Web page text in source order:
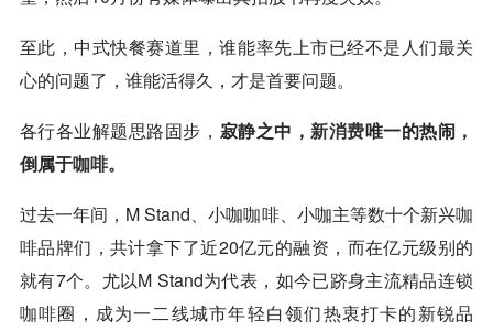
至此，中式快餐赛道里，谁能率先上市已经不是人们最关
心的问题了，谁能活得久，才是首要问题。
各行各业解题思路固步， 寂静之中，新消费唯一的热闹，
倒属于咖啡。
过去一年间，M Stand、小咖咖啡、小咖主等数十个新兴咖
啡品牌们，共计拿下了近20亿元的融资，而在亿元级别的
就有7个。尤以M Stand为代表，如今已跻身主流精品连锁
咖啡圈，成为一二线城市年轻白领们热衷打卡的新锐品